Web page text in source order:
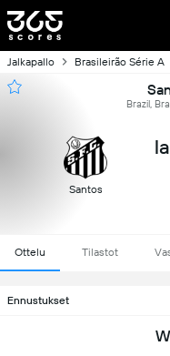
Jalkapallo Brasileirão Série A
Brazil,
Santos
Ottelu Tilastot
Ennustukset